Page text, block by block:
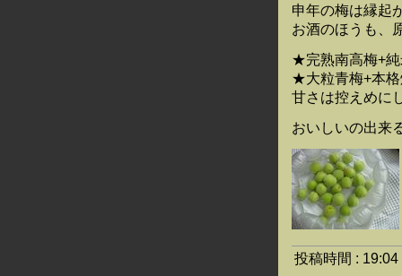
申年の梅は縁起
お酒のほうも、
★完熟南高梅+純
★大粒青梅+本格
甘さは控えめに
おいしいの出来
投稿時間 :